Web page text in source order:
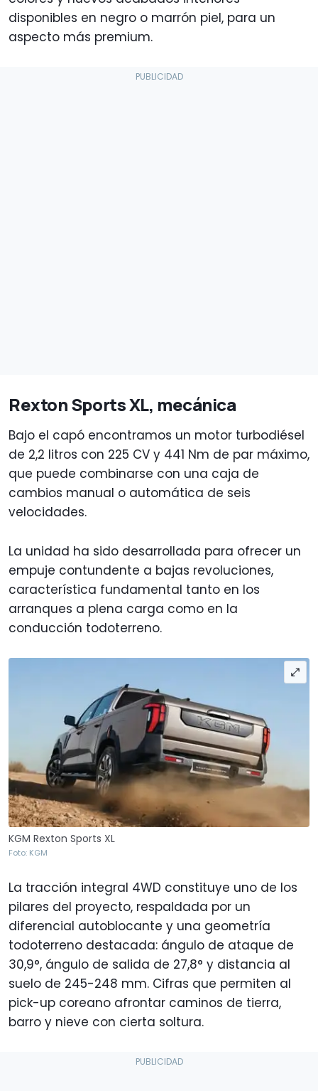
disponibles en negro o marrón piel, para un
aspecto más premium.
Rexton Sports XL, mecánica
Bajo el capó encontramos un motor turbodiésel
de 2,2 litros con 225 CV y 441 Nm de par máximo,
que puede combinarse con una caja de
cambios manual o automática de seis
velocidades.
La unidad ha sido desarrollada para ofrecer un
empuje contundente a bajas revoluciones,
característica fundamental tanto en los
arranques a plena carga como en la
conducción todoterreno.
KGM Rexton Sports XL
Foto: KGM
La tracción integral 4WD constituye uno de los
pilares del proyecto, respaldada por un
diferencial autoblocante y una geometría
todoterreno destacada: ángulo de ataque de
30,9°, ángulo de salida de 27,8° y distancia al
suelo de 245-248 mm. Cifras que permiten al
pick-up coreano afrontar caminos de tierra,
barro y nieve con cierta soltura.